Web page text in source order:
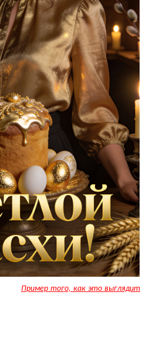
Пример того, как это выглядит